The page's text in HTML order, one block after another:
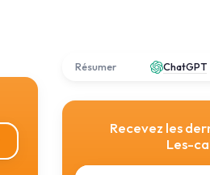
Résumer ChatGPT
Recevez les
Les-